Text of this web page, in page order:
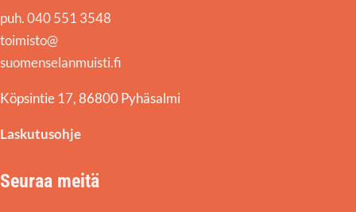
puh. 040 551 3548
toimisto@
suomenselanmuisti.fi
Köpsintie 17, 86800 Pyhäsalmi
Laskutusohje
Seuraa meitä